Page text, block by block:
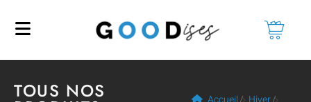
TOUS NOS